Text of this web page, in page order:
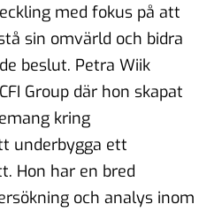
med fokus på att
sin omvärld och bidra
beslut. Petra Wiik
Group där hon skapat
kring
underbygga ett
Hon har en bred
och analys inom